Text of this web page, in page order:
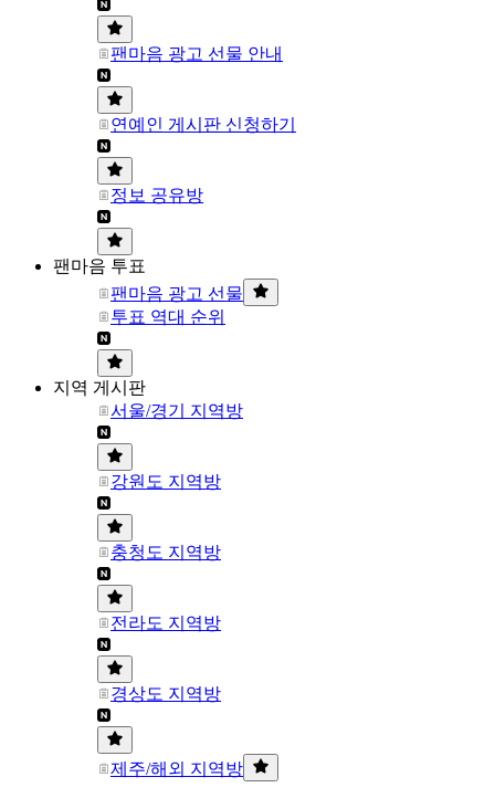
팬마음 광고 선물 안내
연예인 게시판 신청하기
정보 공유방
팬마음 투표
팬마음 광고 선물
투표 역대 순위
지역 게시판
서울/경기 지역방
강원도 지역방
충청도 지역방
전라도 지역방
경상도 지역방
제주/해외 지역방